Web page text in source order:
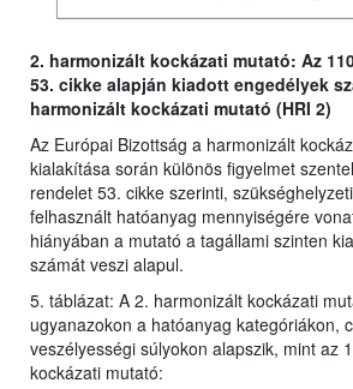
2. harmonizált kockázati mutató: Az
53. cikke alapján kiadott engedélyek
harmonizált kockázati mutató (HRI 2)
Az Európai Bizottság a harmonizált
kialakítása során különös figyelmet
rendelet 53. cikke szerinti,
felhasznált hatóanyag mennyiségére
hiányában a mutató a tagállami szinten
számát veszi alapul.
5. táblázat: A 2. harmonizált kockázati
ugyanazokon a hatóanyag kategóriákon,
veszélyességi súlyokon alapszik, mint az
kockázati mutató: